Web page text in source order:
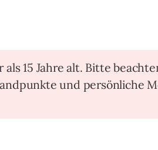
15 Jahre alt. Bitte
und persönliche